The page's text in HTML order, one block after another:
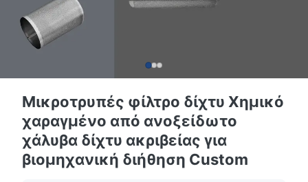
Μικροτρυπές φίλτρο δίχτυ Χημικό
χαραγμένο από ανοξείδωτο
χάλυβα δίχτυ ακριβείας για
βιομηχανική διήθηση Custom